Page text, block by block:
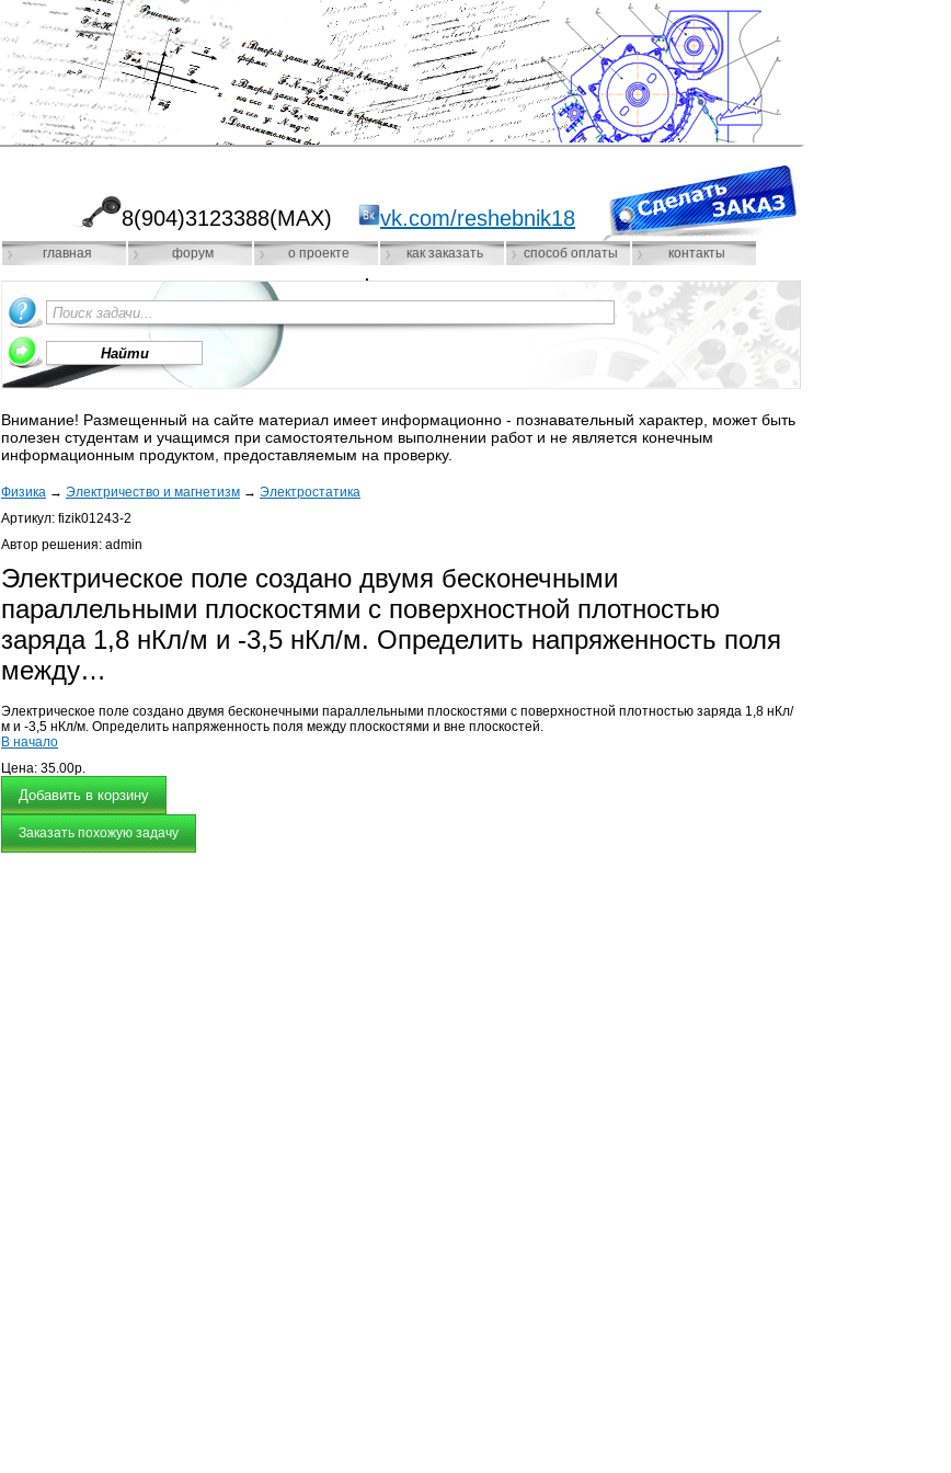
8(904)3123388(MAX) vk.com/reshebnik18
главная форум о проекте как заказать способ оплаты контакты
Внимание! Размещенный на сайте материал имеет информационно - познавательный характер, может быть
полезен студентам и учащимся при самостоятельном выполнении работ и не является конечным
информационным продуктом, предоставляемым на проверку.
Физика → Электричество и магнетизм → Электростатика
Артикул: fizik01243-2
Автор решения: admin
Электрическое поле создано двумя бесконечными
параллельными плоскостями с поверхностной плотностью
заряда 1,8 нКл/м и -3,5 нКл/м. Определить напряженность поля
между…
Электрическое поле создано двумя бесконечными параллельными плоскостями с поверхностной плотностью заряда 1,8 нКл/
м и -3,5 нКл/м. Определить напряженность поля между плоскостями и вне плоскостей.
В начало
Цена: 35.00р.
Заказать похожую задачу